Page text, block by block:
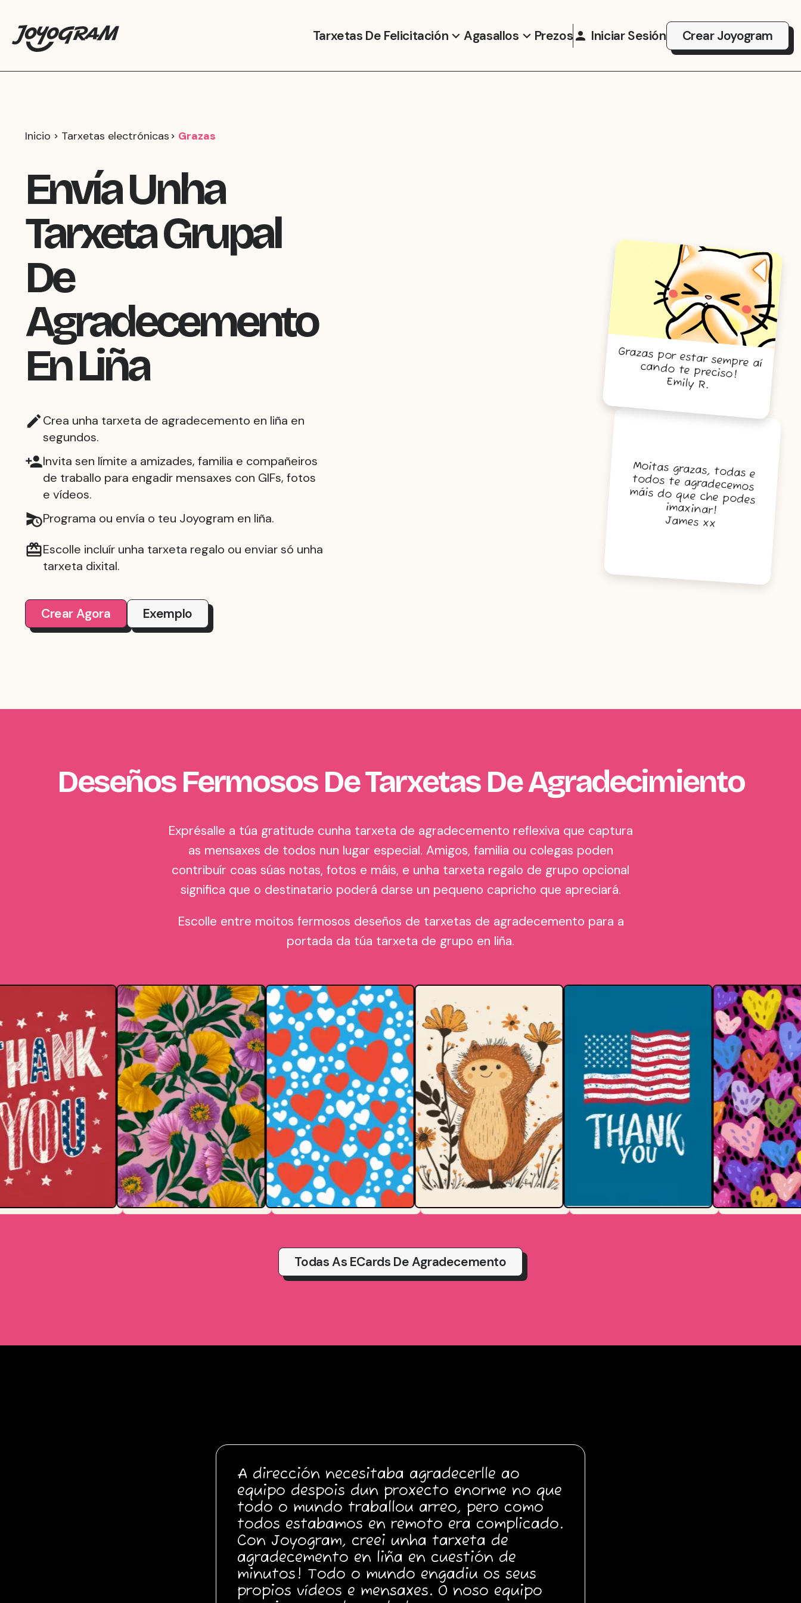
Tarxetas De Felicitación Agasallos Prezos Iniciar Sesión Crear Joyogram
Inicio Tarxetas electrónicas Grazas
Envía Unha
Tarxeta Grupal
De
Agradecemento
En Liña
Crea unha tarxeta de agradecemento en liña en
segundos.
Invita sen límite a amizades, familia e compañeiros
de traballo para engadir mensaxes con GIFs, fotos
e vídeos.
Programa ou envía o teu Joyogram en liña.
Escolle incluír unha tarxeta regalo ou enviar só unha
tarxeta dixital.
Crear Agora Exemplo
Grazas por estar sempre aí
cando te preciso!
Emily R.
Moitas grazas, todas e
todos te agradecemos
máis do que che podes
imaxinar!
James xx
Deseños Fermosos De Tarxetas De Agradecimiento
Exprésalle a túa gratitude cunha tarxeta de agradecemento reflexiva que captura
as mensaxes de todos nun lugar especial. Amigos, familia ou colegas poden
contribuír coas súas notas, fotos e máis, e unha tarxeta regalo de grupo opcional
significa que o destinatario poderá darse un pequeno capricho que apreciará.
Escolle entre moitos fermosos deseños de tarxetas de agradecemento para a
portada da túa tarxeta de grupo en liña.
Todas As ECards De Agradecemento
A dirección necesitaba agradecerlle ao
equipo despois dun proxecto enorme no que
todo o mundo traballou arreo, pero como
todos estabamos en remoto era complicado.
Con Joyogram, creei unha tarxeta de
agradecemento en liña en cuestión de
minutos! Todo o mundo engadiu os seus
propios vídeos e mensaxes. O noso equipo